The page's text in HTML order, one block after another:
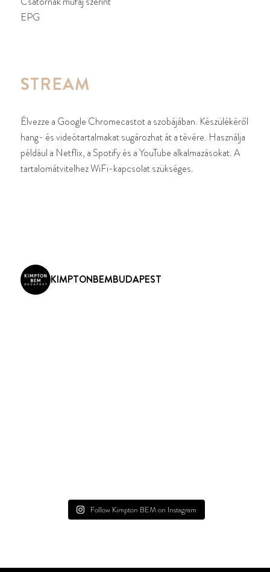
EPG
STREAM
Élvezze a Google Chromecastot a szobájában. Készülékéről
hang- és videótartalmakat sugározhat át a tévére. Használja
például a Netflix, a Spotify és a YouTube alkalmazásokat. A
tartalomátvitelhez WiFi-kapcsolat szükséges.
KIMPTONBEMBUDAPEST
Follow Kimpton BEM on Instagram